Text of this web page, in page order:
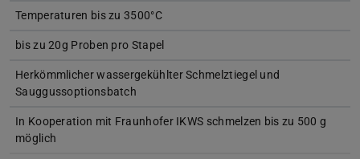
Temperaturen bis zu 3500°C
bis zu 20g Proben pro Stapel
Herkömmlicher wassergekühlter Schmelztiegel und
Sauggussoptionsbatch
In Kooperation mit Fraunhofer IKWS schmelzen bis zu 500 g
möglich